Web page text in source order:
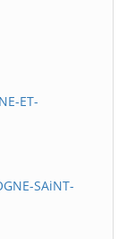
ET-
SAiNT-